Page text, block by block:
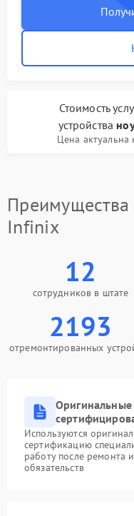
Стоимость
устройства
Цена
Преимущества
Infinix
12
сотрудников в штате
2193
отремонтированных
Оригинальные
Используются
сертификацию
работу после ремонта
обязательств